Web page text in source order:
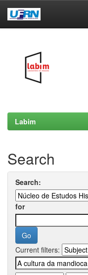
Labim
Search
Search:
for
Current filters: